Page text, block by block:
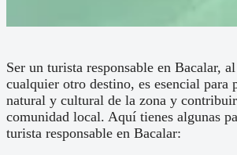
Ser un turista responsable en Bacalar,
cualquier otro destino, es esencial para
natural y cultural de la zona y
comunidad local. Aquí tienes algunas
turista responsable en Bacalar: